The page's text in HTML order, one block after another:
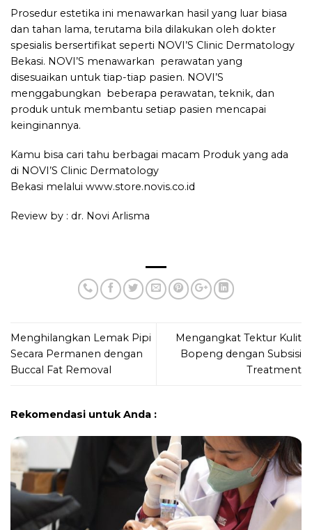
Prosedur estetika ini menawarkan hasil yang luar biasa
dan tahan lama, terutama bila dilakukan oleh dokter
spesialis bersertifikat seperti NOVI’S Clinic Dermatology
Bekasi. NOVI’S menawarkan perawatan yang
disesuaikan untuk tiap-tiap pasien. NOVI’S
menggabungkan beberapa perawatan, teknik, dan
produk untuk membantu setiap pasien mencapai
keinginannya.
Kamu bisa cari tahu berbagai macam Produk yang ada
di NOVI’S Clinic Dermatology
Bekasi melalui www.store.novis.co.id
Review by : dr. Novi Arlisma
Menghilangkan Lemak Pipi
Secara Permanen dengan
Buccal Fat Removal
Mengangkat Tektur Kulit
Bopeng dengan Subsisi
Treatment
Rekomendasi untuk Anda :